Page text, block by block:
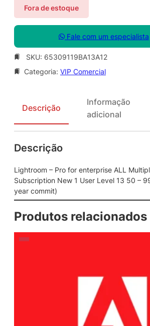
Fora de estoque
Fale com um especialista
SKU: 65309119BA13A12
Categoria: VIP Comercial
Descrição
Informação
adicional
Descrição
Lightroom – Pro for enterprise ALL
Subscription New 1 User Level 13 50 –
year commit)
Produtos relacionados